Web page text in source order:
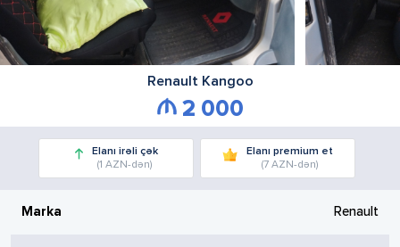
Renault Kangoo
2 000
Elanı irəli çək
(1 AZN-dən)
Elanı premium et
(7 AZN-dən)
Marka Renault